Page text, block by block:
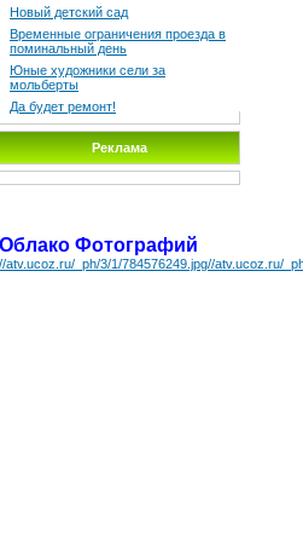
Новый детский сад
Временные ограничения проезда в
поминальный день
Юные художники сели за
мольберты
Да будет ремонт!
Реклама
Облако Фотографий
//atv.ucoz.ru/_ph/3/1/784576249.jpg//atv.ucoz.ru/